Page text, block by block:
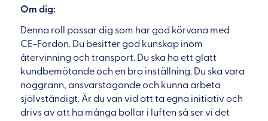
Om dig:
Denna roll passar dig som har god körvana med
CE-Fordon. Du besitter god kunskap inom
återvinning och transport. Du ska ha ett glatt
kundbemötande och en bra inställning. Du ska vara
noggrann, ansvarstagande och kunna arbeta
självständigt. Är du van vid att ta egna initiativ och
drivs av att ha många bollar i luften så ser vi det